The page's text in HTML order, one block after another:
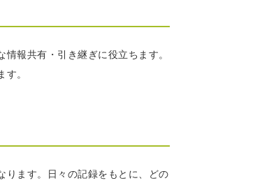
報共有・引き継ぎに役立ちます。
。
ります。日々の記録をもとに、どの